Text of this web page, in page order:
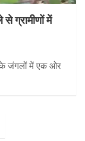
ग्रामीणों में
के जंगलों में एक ओर